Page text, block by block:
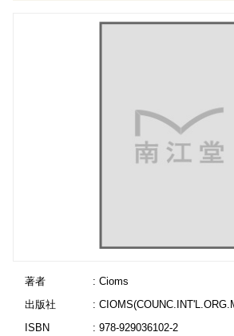
著者
: Cioms
出版社
:
ISBN
: 978-929036102-2